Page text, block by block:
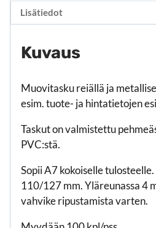
Lisätiedot
Kuvaus
Muovitasku reiällä ja
esim. tuote- ja hintatietojen
Taskut on valmistettu
PVC:stä.
Sopii A7 kokoiselle
110/127 mm. Yläreunassa 4
vahvike ripustamista varten.